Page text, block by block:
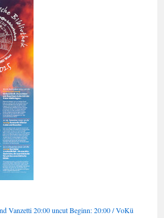
Vanzetti 20:00 uncut Beginn: 20:00 / VoKü